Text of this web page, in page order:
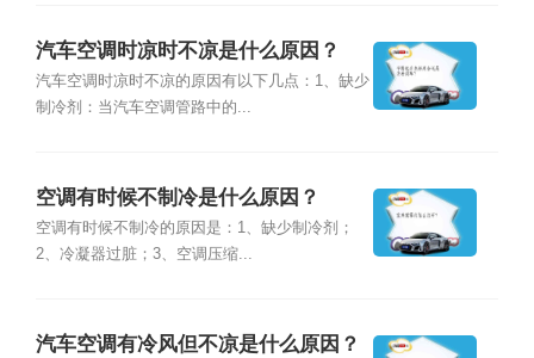
汽车空调时凉时不凉是什么原因？
汽车空调时凉时不凉的原因有以下几点：1、缺少
制冷剂：当汽车空调管路中的...
空调有时候不制冷是什么原因？
空调有时候不制冷的原因是：1、缺少制冷剂；
2、冷凝器过脏；3、空调压缩...
汽车空调有冷风但不凉是什么原因？